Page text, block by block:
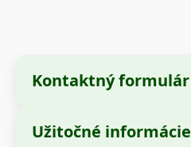
Kontaktný formulár
Užitočné informácie